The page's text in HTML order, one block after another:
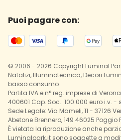
Puoi pagare con:
© 2006 - 2026 Copyright Luminal
Natalizi, Illuminotecnica, Decori
basso consumo
Partita IVA e n° reg. imprese di
400601 Cap. Soc.: 100.000 euro i.v.
Sede Legale: Via Mameli, 11 - 37126
Abetone Brennero, 149 46025 Poggio
È vietata la riproduzione anche
Luminalpark.it sono soggette a